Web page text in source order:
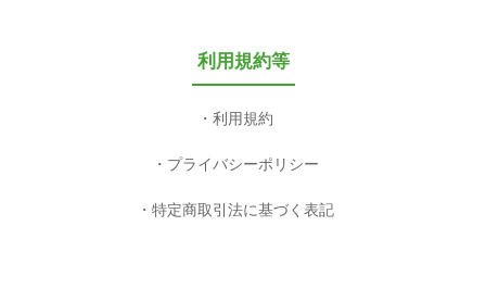
利用規約等
利用規約
プライバシーポリシー
特定商取引法に基づく表記